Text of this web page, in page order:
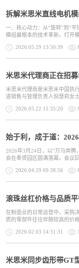
一、核心动力：从“旋转”到“
模组最根本的技术革新。打开
2026.05.29 13:50:39
米思米代理商正在招
米思米代理商是米思米中国执
道销售与管理负责人倪慧莉女
2026.05.22 11:35:20
2026年3月24日，以“万马奔腾
会在奉贤园区圆满落幕。会议
2026.04.29 09:38:56
在制造业的日常运营中，采购
质的零部件往往伴随较高的价
2026.02.03 14:31:31
米思米同步齿形带GT